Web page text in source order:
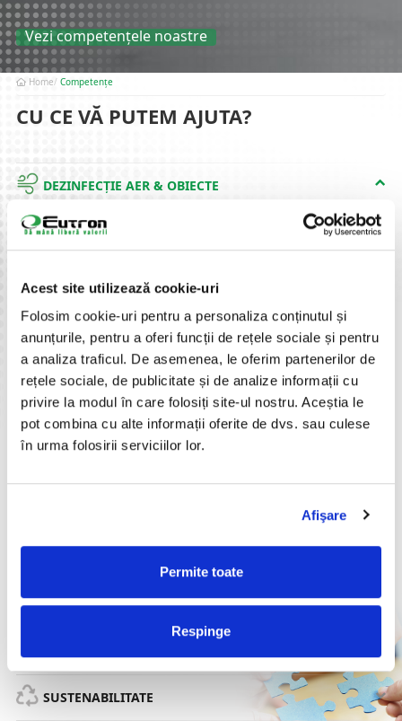
Acest site utilizează cookie-uri
Folosim cookie-uri pentru a personaliza conținutul și
anunțurile, pentru a oferi funcții de rețele sociale și pentru
a analiza traficul. De asemenea, le oferim partenerilor de
rețele sociale, de publicitate și de analize informații cu
privire la modul în care folosiți site-ul nostru. Aceștia le
pot combina cu alte informații oferite de dvs. sau culese
în urma folosirii serviciilor lor.
Afişare
Permite toate
Respinge
Vezi competențele noastre
Home Competențe
CU CE VĂ PUTEM AJUTA?
DEZINFECȚIE AER & OBIECTE
Spații Interioare
IDENTIFICARE AUTOMATĂ PRODUSE,
DOCUMENTE IDENTIFICARE & PERSOANE
SECURITATE INTEGRATĂ
PROCESE DEPOZITE
SUSTENABILITATE